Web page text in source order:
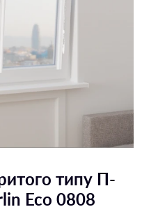
типу П-
Eco 0808